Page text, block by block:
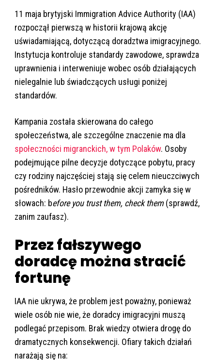
11 maja brytyjski Immigration Advice Authority (IAA)
rozpoczął pierwszą w historii krajową akcję
uświadamiającą, dotyczącą doradztwa imigracyjnego.
Instytucja kontroluje standardy zawodowe, sprawdza
uprawnienia i interweniuje wobec osób działających
nielegalnie lub świadczących usługi poniżej
standardów.
Kampania została skierowana do całego
społeczeństwa, ale szczególne znaczenie ma dla
społeczności migranckich, w tym Polaków. Osoby
podejmujące pilne decyzje dotyczące pobytu, pracy
czy rodziny najczęściej stają się celem nieuczciwych
pośredników. Hasło przewodnie akcji zamyka się w
słowach: before you trust them, check them (sprawdź,
zanim zaufasz).
Przez fałszywego
doradcę można stracić
fortunę
IAA nie ukrywa, że problem jest poważny, ponieważ
wiele osób nie wie, że doradcy imigracyjni muszą
podlegać przepisom. Brak wiedzy otwiera drogę do
dramatycznych konsekwencji. Ofiary takich działań
narażają się na: